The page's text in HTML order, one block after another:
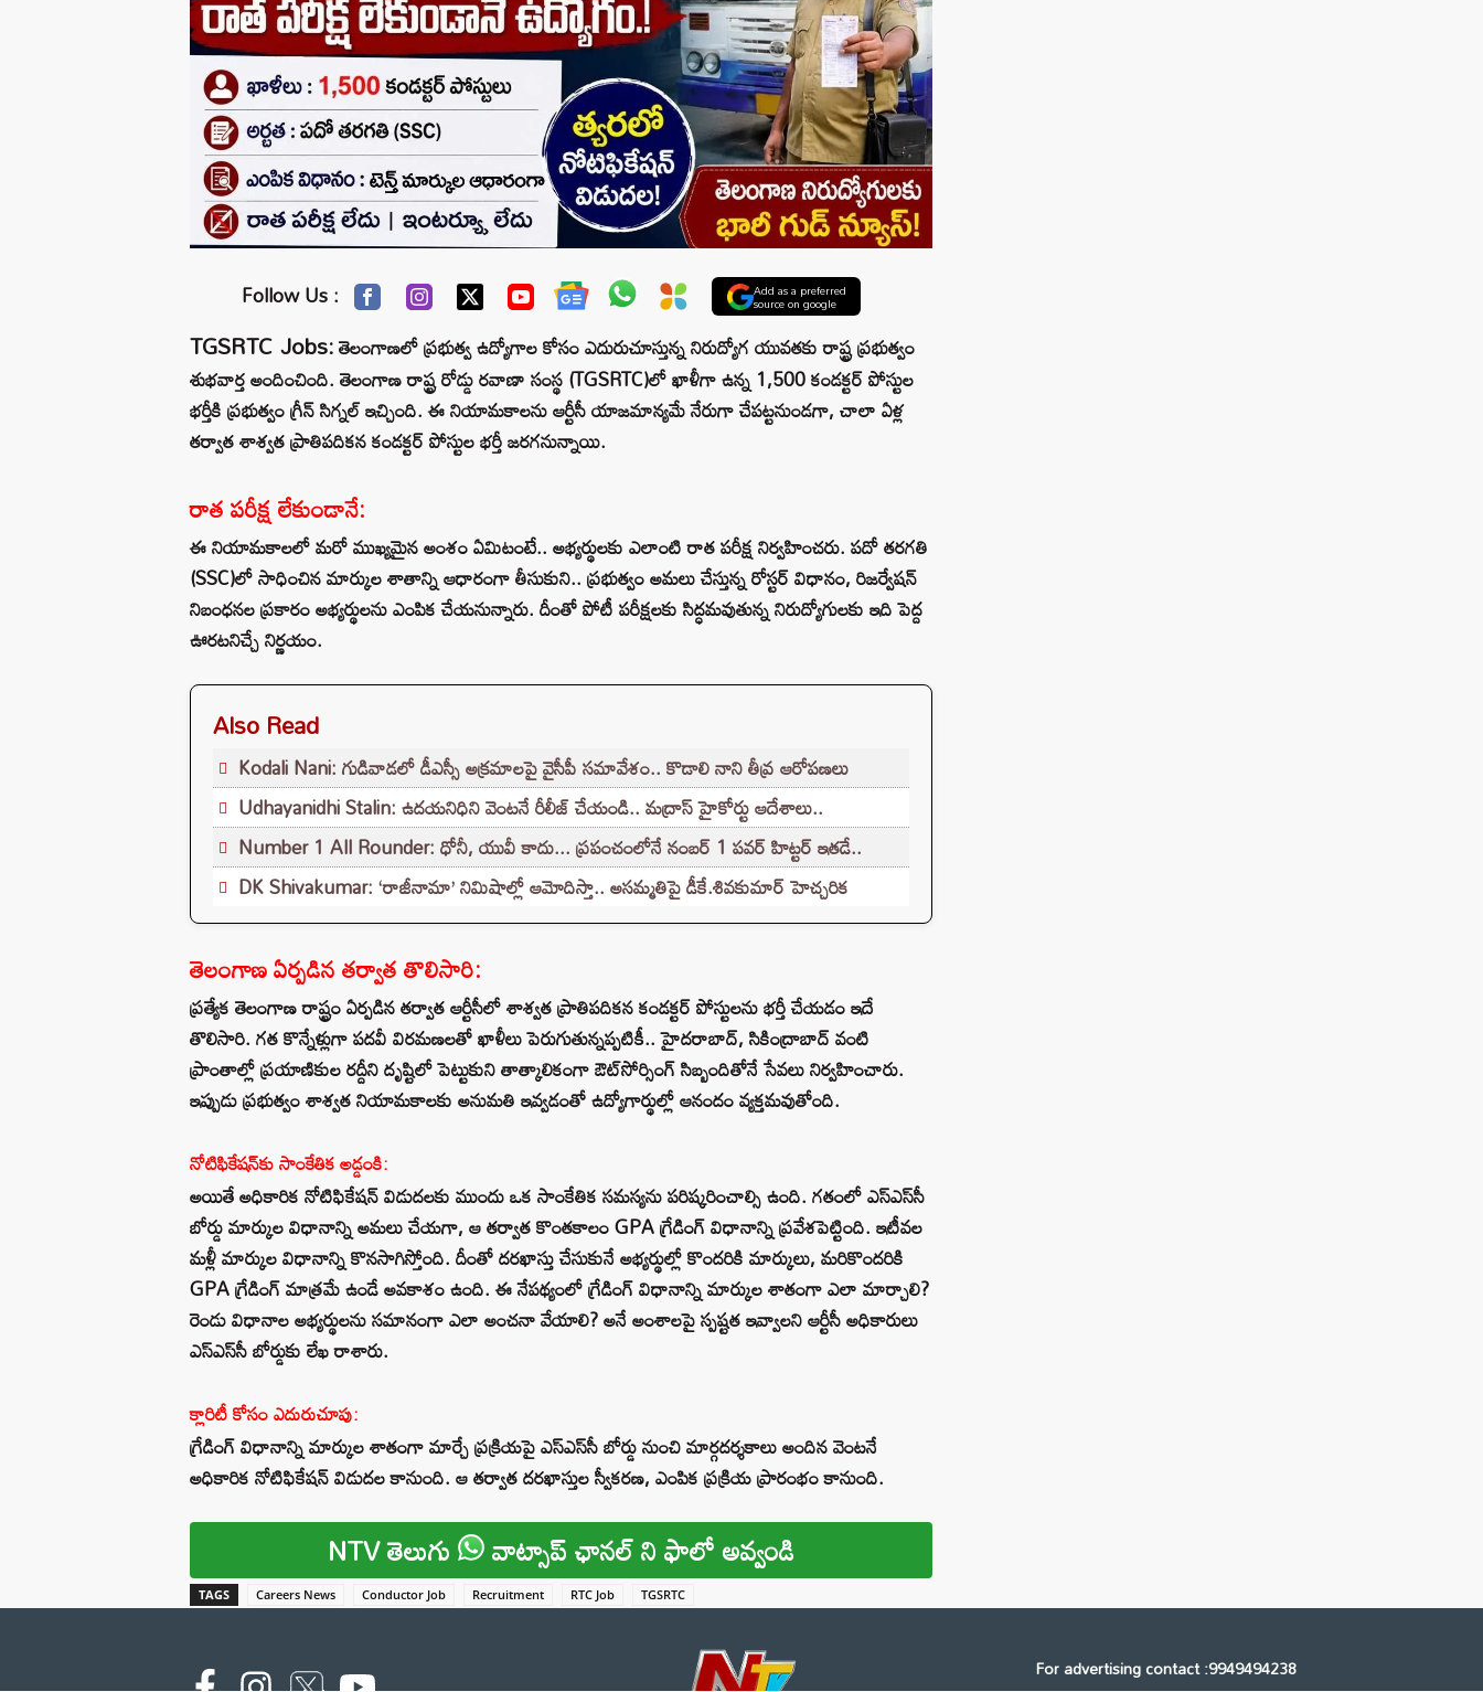
Follow Us : Add as a preferred
source on google
TGSRTC Jobs:తెలంగాణలో ప్రభుత్వ ఉద్యోగాల కోసం ఎదురుచూస్తున్న నిరుద్యోగ యువతకు రాష్ట్ర ప్రభుత్వం
శుభవార్త అందించింది. తెలంగాణ రాష్ట్ర రోడ్డు రవాణా సంస్థ (TGSRTC)లో ఖాళీగా ఉన్న 1,500 కండక్టర్ పోస్టుల
భర్తీకి ప్రభుత్వం గ్రీన్ సిగ్నల్ ఇచ్చింది. ఈ నియామకాలను ఆర్టీసీ యాజమాన్యమే నేరుగా చేపట్టనుండగా, చాలా ఏళ్ల
తర్వాత శాశ్వత ప్రాతిపదికన కండక్టర్ పోస్టుల భర్తీ జరగనున్నాయి.
రాత పరీక్ష లేకుండానే:
ఈ నియామకాలలో మరో ముఖ్యమైన అంశం ఏమిటంటే.. అభ్యర్థులకు ఎలాంటి రాత పరీక్ష నిర్వహించరు. పదో తరగతి
(SSC)లో సాధించిన మార్కుల శాతాన్ని ఆధారంగా తీసుకుని.. ప్రభుత్వం అమలు చేస్తున్న రోస్టర్ విధానం, రిజర్వేషన్
నిబంధనల ప్రకారం అభ్యర్థులను ఎంపిక చేయనున్నారు. దీంతో పోటీ పరీక్షలకు సిద్ధమవుతున్న నిరుద్యోగులకు ఇది పెద్ద
ఊరటనిచ్చే నిర్ణయం.
Also Read
Kodali Nani: గుడివాడలో డీఎస్సీ అక్రమాలపై వైసీపీ సమావేశం.. కొడాలి నాని తీవ్ర ఆరోపణలు
Udhayanidhi Stalin: ఉదయనిధిని వెంటనే రీలీజ్ చేయండి.. మద్రాస్ హైకోర్టు ఆదేశాలు..
Number 1 All Rounder: ధోనీ, యువీ కాదు... ప్రపంచంలోనే నంబర్ 1 పవర్ హిట్టర్ ఇతడే..
DK Shivakumar: ‘రాజీనామా’ నిమిషాల్లో ఆమోదిస్తా.. అసమ్మతిపై డీకే.శివకుమార్ హెచ్చరిక
తెలంగాణ ఏర్పడిన తర్వాత తొలిసారి:
ప్రత్యేక తెలంగాణ రాష్ట్రం ఏర్పడిన తర్వాత ఆర్టీసీలో శాశ్వత ప్రాతిపదికన కండక్టర్ పోస్టులను భర్తీ చేయడం ఇదే
తొలిసారి. గత కొన్నేళ్లుగా పదవీ విరమణలతో ఖాళీలు పెరుగుతున్నప్పటికీ.. హైదరాబాద్, సికింద్రాబాద్ వంటి
ప్రాంతాల్లో ప్రయాణికుల రద్దీని దృష్టిలో పెట్టుకుని తాత్కాలికంగా ఔట్‌సోర్సింగ్ సిబ్బందితోనే సేవలు నిర్వహించారు.
ఇప్పుడు ప్రభుత్వం శాశ్వత నియామకాలకు అనుమతి ఇవ్వడంతో ఉద్యోగార్థుల్లో ఆనందం వ్యక్తమవుతోంది.
నోటిఫికేషన్‌కు సాంకేతిక అడ్డంకి:
అయితే అధికారిక నోటిఫికేషన్ విడుదలకు ముందు ఒక సాంకేతిక సమస్యను పరిష్కరించాల్సి ఉంది. గతంలో ఎస్‌ఎస్‌సీ
బోర్డు మార్కుల విధానాన్ని అమలు చేయగా, ఆ తర్వాత కొంతకాలం GPA గ్రేడింగ్ విధానాన్ని ప్రవేశపెట్టింది. ఇటీవల
మళ్లీ మార్కుల విధానాన్ని కొనసాగిస్తోంది. దీంతో దరఖాస్తు చేసుకునే అభ్యర్థుల్లో కొందరికి మార్కులు, మరికొందరికి
GPA గ్రేడింగ్ మాత్రమే ఉండే అవకాశం ఉంది. ఈ నేపథ్యంలో గ్రేడింగ్ విధానాన్ని మార్కుల శాతంగా ఎలా మార్చాలి?
రెండు విధానాల అభ్యర్థులను సమానంగా ఎలా అంచనా వేయాలి? అనే అంశాలపై స్పష్టత ఇవ్వాలని ఆర్టీసీ అధికారులు
ఎస్‌ఎస్‌సీ బోర్డుకు లేఖ రాశారు.
క్లారిటీ కోసం ఎదురుచూపు:
గ్రేడింగ్ విధానాన్ని మార్కుల శాతంగా మార్చే ప్రక్రియపై ఎస్‌ఎస్‌సీ బోర్డు నుంచి మార్గదర్శకాలు అందిన వెంటనే
అధికారిక నోటిఫికేషన్ విడుదల కానుంది. ఆ తర్వాత దరఖాస్తుల స్వీకరణ, ఎంపిక ప్రక్రియ ప్రారంభం కానుంది.
NTV తెలుగు వాట్సాప్ ఛానల్ ని ఫాలో అవ్వండి
TAGS Careers News Conductor Job Recruitment RTC Job TGSRTC
For advertising contact :9949494238